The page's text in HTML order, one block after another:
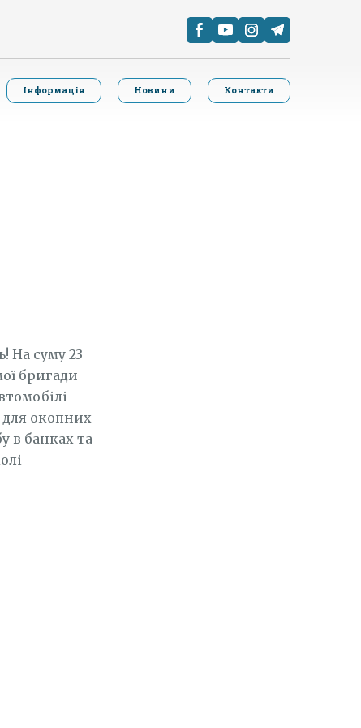
Інформація Новини Контакти
На суму 23
бригади
для окопних
в банках та